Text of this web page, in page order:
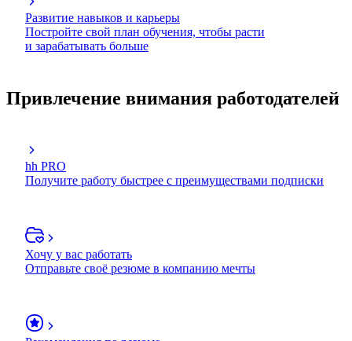
Развитие навыков и карьеры
Постройте свой план обучения, чтобы расти
и зарабатывать больше
Привлечение внимания работодателей
hh PRO
Получите работу быстрее с преимуществами подписки
Хочу у вас работать
Отправьте своё резюме в компанию мечты